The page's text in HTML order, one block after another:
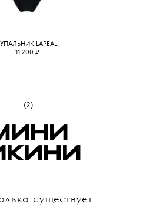
LAPEAL,
11 200 ₽
(2)
существует